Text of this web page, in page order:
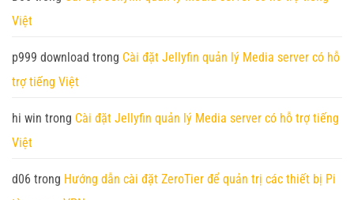
tính
(RAM
Việt
p999 download trong Cài đặt Jellyfin quản lý Media server có hỗ
trợ tiếng Việt
hi win trong Cài đặt Jellyfin quản lý Media server có hỗ trợ tiếng
Việt
d06 trong Hướng dẫn cài đặt ZeroTier để quản trị các thiết bị Pi